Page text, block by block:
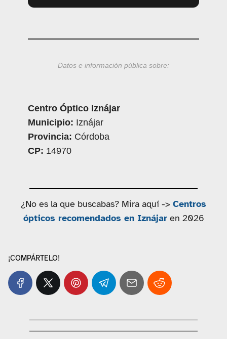
Datos e información pública sobre:
Centro Óptico Iznájar
Municipio: Iznájar
Provincia: Córdoba
CP: 14970
¿No es la que buscabas? Mira aquí -> Centros
ópticos recomendados en Iznájaren 2026
¡COMPÁRTELO!